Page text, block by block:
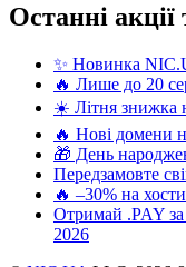
Останні
✨ Новинка
🔥 Лише до 20
☀️ Літня знижка
🔥 Нові домени
🎁 День
Передзамовте
🔥 –30% на
Отримай .PAY
2026